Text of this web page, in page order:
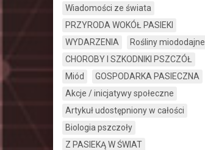
Wiadomości ze świata
PRZYRODA WOKÓŁ PASIEKI
WYDARZENIA
Rośliny miododajne
CHOROBY I SZKODNIKI PSZCZÓŁ
Miód
GOSPODARKA PASIECZNA
Akcje / inicjatywy społeczne
Artykuł udostępniony w całości
Biologia pszczoły
Z PASIEKĄ W ŚWIAT